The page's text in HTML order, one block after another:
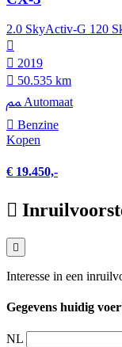
2.0 SkyActiv-G 120
2019
50.535 km
Automaat
Benzine
Kopen
€ 19.450,-
Interesse in een
Gegevens huidig
NL